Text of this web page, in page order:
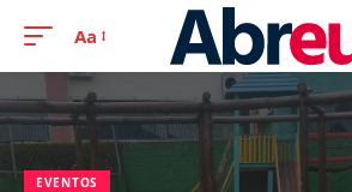
Aa
EVENTOS